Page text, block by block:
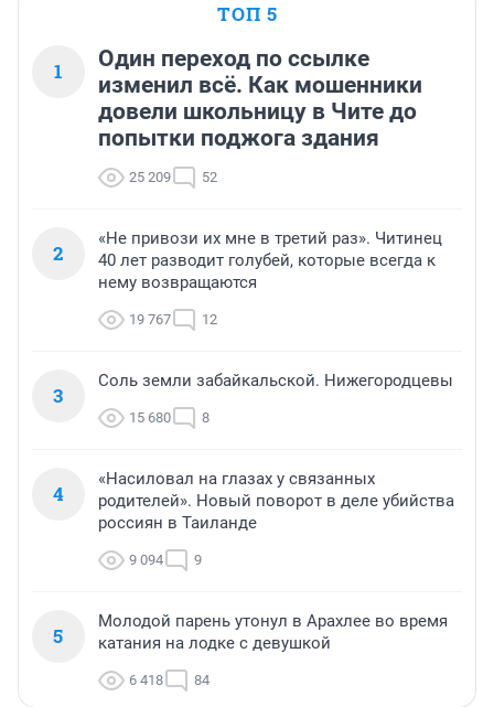
ТОП 5
1
Один переход по ссылке
изменил всё. Как мошенники
довели школьницу в Чите до
попытки поджога здания
25 209 52
2
«Не привози их мне в третий раз». Читинец
40 лет разводит голубей, которые всегда к
нему возвращаются
19 767 12
3
Соль земли забайкальской. Нижегородцевы
15 680 8
4
«Насиловал на глазах у связанных
родителей». Новый поворот в деле убийства
россиян в Таиланде
9 094 9
5
Молодой парень утонул в Арахлее во время
катания на лодке с девушкой
6 418 84